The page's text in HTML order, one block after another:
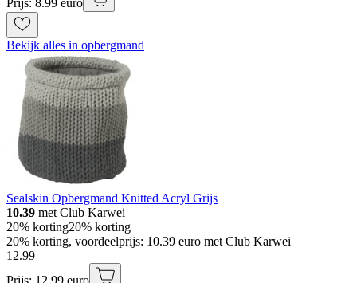
Prijs: 8.99 euro
Bekijk alles in opbergmand
Sealskin Opbergmand Knitted Acryl Grijs
10.39 met Club Karwei
20% korting20% korting
20% korting, voordeelprijs: 10.39 euro met Club Karwei
12.99